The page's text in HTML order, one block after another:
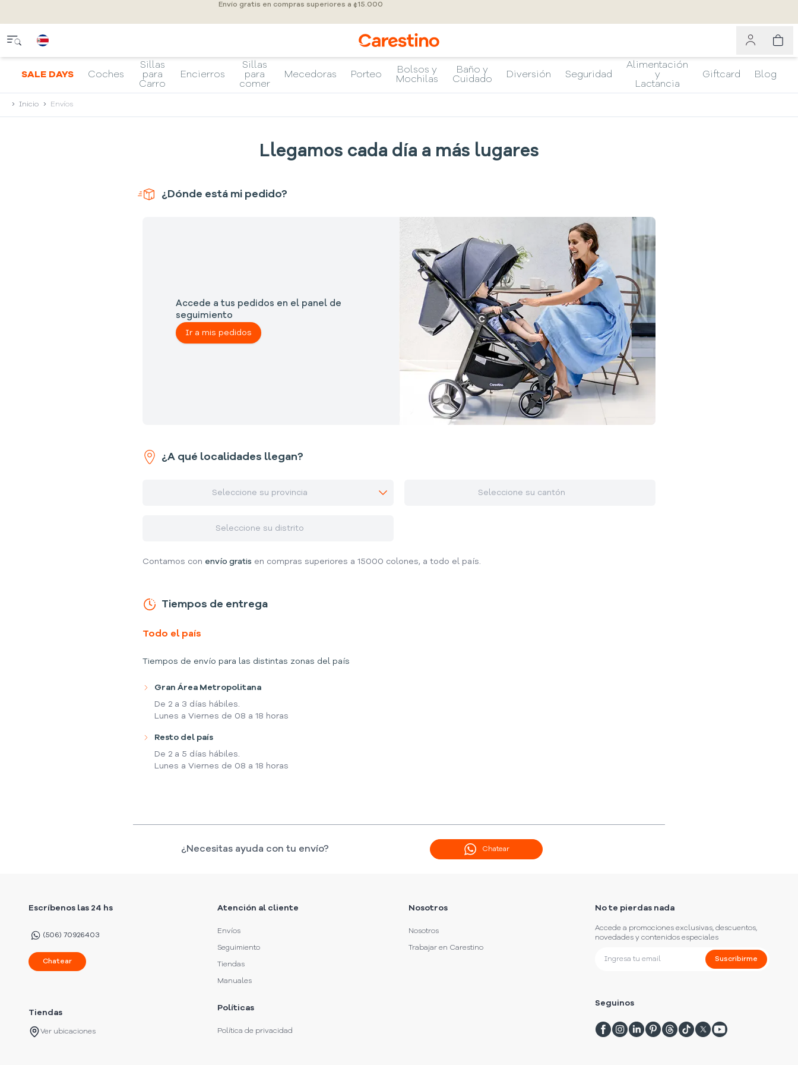
Envío gratis en compras superiores a ¢15.000
SALE DAYS Coches
Sillas
para
Carro
Encierros
Sillas
para
comer
Mecedoras Porteo
Bolsos y
Mochilas
Baño y
Cuidado
Diversión Seguridad
Alimentación
y
Lactancia
Giftcard Blog
Inicio Envíos
Llegamos cada día a más lugares
¿Dónde está mi pedido?
Accede a tus pedidos en el panel de
seguimiento
Ir a mis pedidos
¿A qué localidades llegan?
Seleccione su provincia Seleccione su cantón
Seleccione su distrito
Contamos con envío gratis en compras superiores a 15000 colones, a todo el país.
Tiempos de entrega
Todo el país
Tiempos de envío para las distintas zonas del país
Gran Área Metropolitana
De 2 a 3 días hábiles.
Lunes a Viernes de 08 a 18 horas
Resto del país
De 2 a 5 días hábiles.
Lunes a Viernes de 08 a 18 horas
¿Necesitas ayuda con tu envío? Chatear
Escríbenos las 24 hs
(506) 70926403
Chatear
Tiendas
Ver ubicaciones
Atención al cliente
Envíos
Seguimiento
Tiendas
Manuales
Nosotros
Nosotros
Trabajar en Carestino
Políticas
Política de privacidad
No te pierdas nada
Accede a promociones exclusivas, descuentos,
novedades y contenidos especiales
Suscribirme
Seguinos